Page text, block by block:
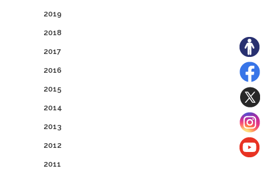
2019
2018
2017
2016
2015
2014
2013
2012
2011